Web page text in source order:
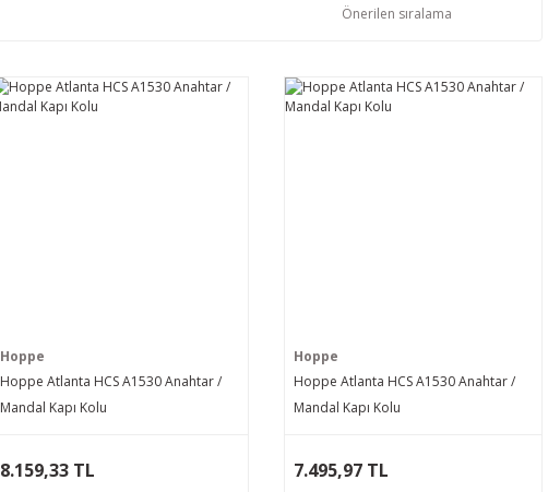
Hoppe
Hoppe Atlanta HCS A1530 Anahtar /
Mandal Kapı Kolu
8.159,33 TL
Hoppe
Hoppe Atlanta HCS A1530 Anahtar /
Mandal Kapı Kolu
7.495,97 TL